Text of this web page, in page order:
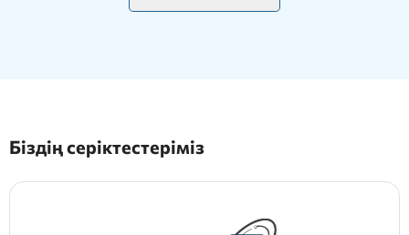
Біздің серіктестеріміз